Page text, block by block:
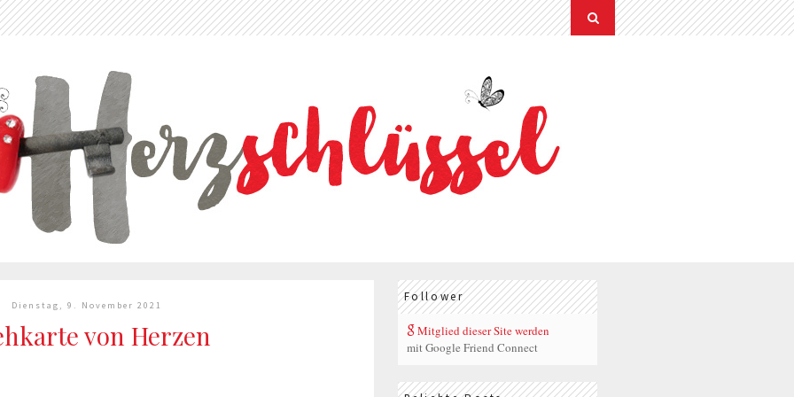
Dienstag, 9. November 2021
von Herzen
Follower
Mitglied dieser Site werden
mit Google Friend Connect